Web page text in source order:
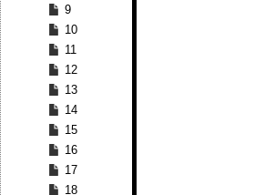
9
10
11
12
13
14
15
16
17
18